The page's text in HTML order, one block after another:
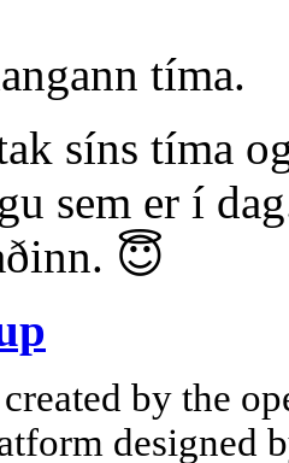
tíma.
síns tíma
sem er í
😇
by the
designed